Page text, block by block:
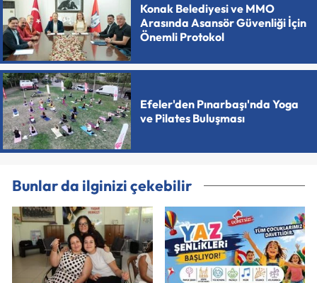
Konak Belediyesi ve MMO
Arasında Asansör Güvenliği İçin
Önemli Protokol
Efeler'den Pınarbaşı'nda Yoga
ve Pilates Buluşması
Bunlar da ilginizi çekebilir